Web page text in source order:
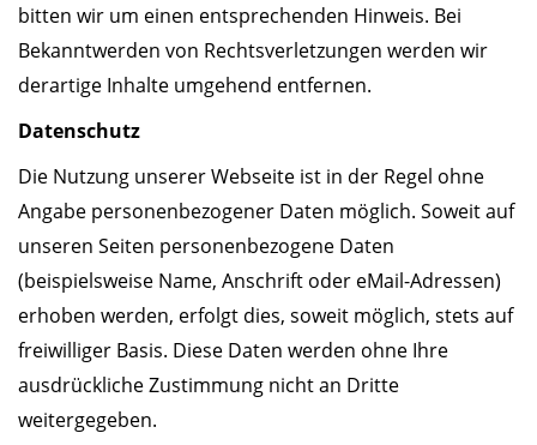
bitten wir um einen entsprechenden Hinweis. Bei
Bekanntwerden von Rechtsverletzungen werden wir
derartige Inhalte umgehend entfernen.
Datenschutz
Die Nutzung unserer Webseite ist in der Regel ohne
Angabe personenbezogener Daten möglich. Soweit auf
unseren Seiten personenbezogene Daten
(beispielsweise Name, Anschrift oder eMail-Adressen)
erhoben werden, erfolgt dies, soweit möglich, stets auf
freiwilliger Basis. Diese Daten werden ohne Ihre
ausdrückliche Zustimmung nicht an Dritte
weitergegeben.